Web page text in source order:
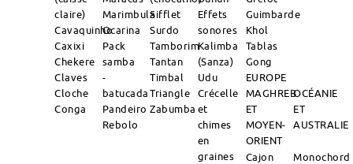
claire)
Cavaquinho
Caxixi
Chekere
Claves
Cloche
Conga
Marimbula
Ocarina
Pack
samba
-
batucada
Pandeiro
Rebolo
Sifflet
Surdo
Tamborim
Tantan
Timbal
Triangle
Zabumba
Effets
sonores
Kalimba
(Sanza)
Udu
Crécelle
et
chimes
en
graines
Guimbarde
Khol
Tablas
Gong
EUROPE
MAGHREB
ET
MOYEN-
ORIENT
OCÉANIE
ET
AUSTRALIE
Cajon
Monochord